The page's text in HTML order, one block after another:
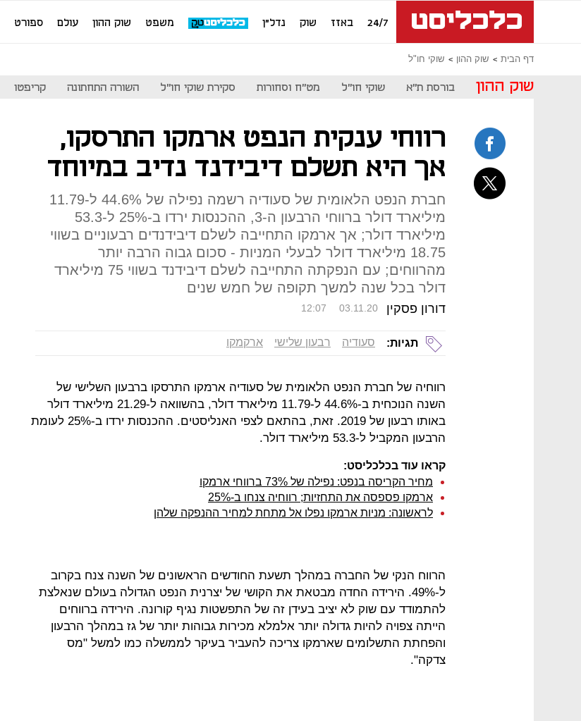
24/7 באזז שוק נדל"ן משפט שוק ההון עולם ספורט
דף הבית שוק ההון שוקי חו"ל
שוק ההון בורסת ת"א שוקי חו"ל מט"ח וסחורות סקירת שוקי חו"ל השורה התחתונה קריפטו
רווחי ענקית הנפט ארמקו התרסקו,
אך היא תשלם דיבידנד נדיב במיוחד
חברת הנפט הלאומית של סעודיה רשמה נפילה של 44.6% ל-11.79
מיליארד דולר ברווחי הרבעון ה-3, ההכנסות ירדו ב-25% ל-53.3
מיליארד דולר; אך ארמקו התחייבה לשלם דיבידנדים רבעוניים בשווי
18.75 מיליארד דולר לבעלי המניות - סכום גבוה הרבה יותר
מהרווחים; עם הנפקתה התחייבה לשלם דיבידנד בשווי 75 מיליארד
דולר בכל שנה למשך תקופה של חמש שנים
דורון פסקין 12:07 03.11.20
תגיות: סעודיה רבעון שלישי ארקמקו
רווחיה של חברת הנפט הלאומית של סעודיה ארמקו התרסקו ברבעון השלישי של
השנה הנוכחית ב-44.6% ל-11.79 מיליארד דולר, בהשוואה ל-21.29 מיליארד דולר
באותו רבעון של 2019. זאת, בהתאם לצפי האנליסטים. ההכנסות ירדו ב-25% לעומת
הרבעון המקביל ל-53.3 מיליארד דולר.
קראו עוד בכלכליסט:
מחיר הקריסה בנפט: נפילה של 73% ברווחי ארמקו
ארמקו פספסה את התחזיות; רווחיה צנחו ב-25%
לראשונה: מניות ארמקו נפלו אל מתחת למחיר ההנפקה שלהן
הרווח הנקי של החברה במהלך תשעת החודשים הראשונים של השנה צנח בקרוב
ל-49%. הירידה החדה מבטאת את הקושי של יצרנית הנפט הגדולה בעולם שנאלצת
להתמודד עם שוק לא יציב בעידן זה של התפשטות נגיף קורונה. הירידה ברווחים
הייתה צפויה להיות גדולה יותר אלמלא מכירות גבוהות יותר של גז במהלך הרבעון
והפחתת התשלומים שארמקו צריכה להעביר בעיקר לממשלה כמו למשל "מס
צדקה".